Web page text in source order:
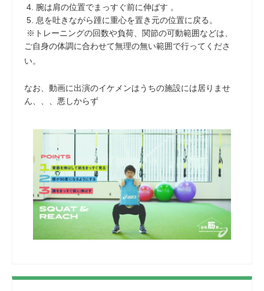
4. 腕は肩の位置でまっすぐ前に伸ばす 。
5. 息を吐きながら踵に重心を置き元の位置に戻る。
※トレーニングの回数や負荷、関節の可動範囲などは、
ご自身の体調に合わせて無理の無い範囲で行ってくださ
い。
なお、動画に出演のイケメンはうちの施設には居りませ
ん、、、悪しからず